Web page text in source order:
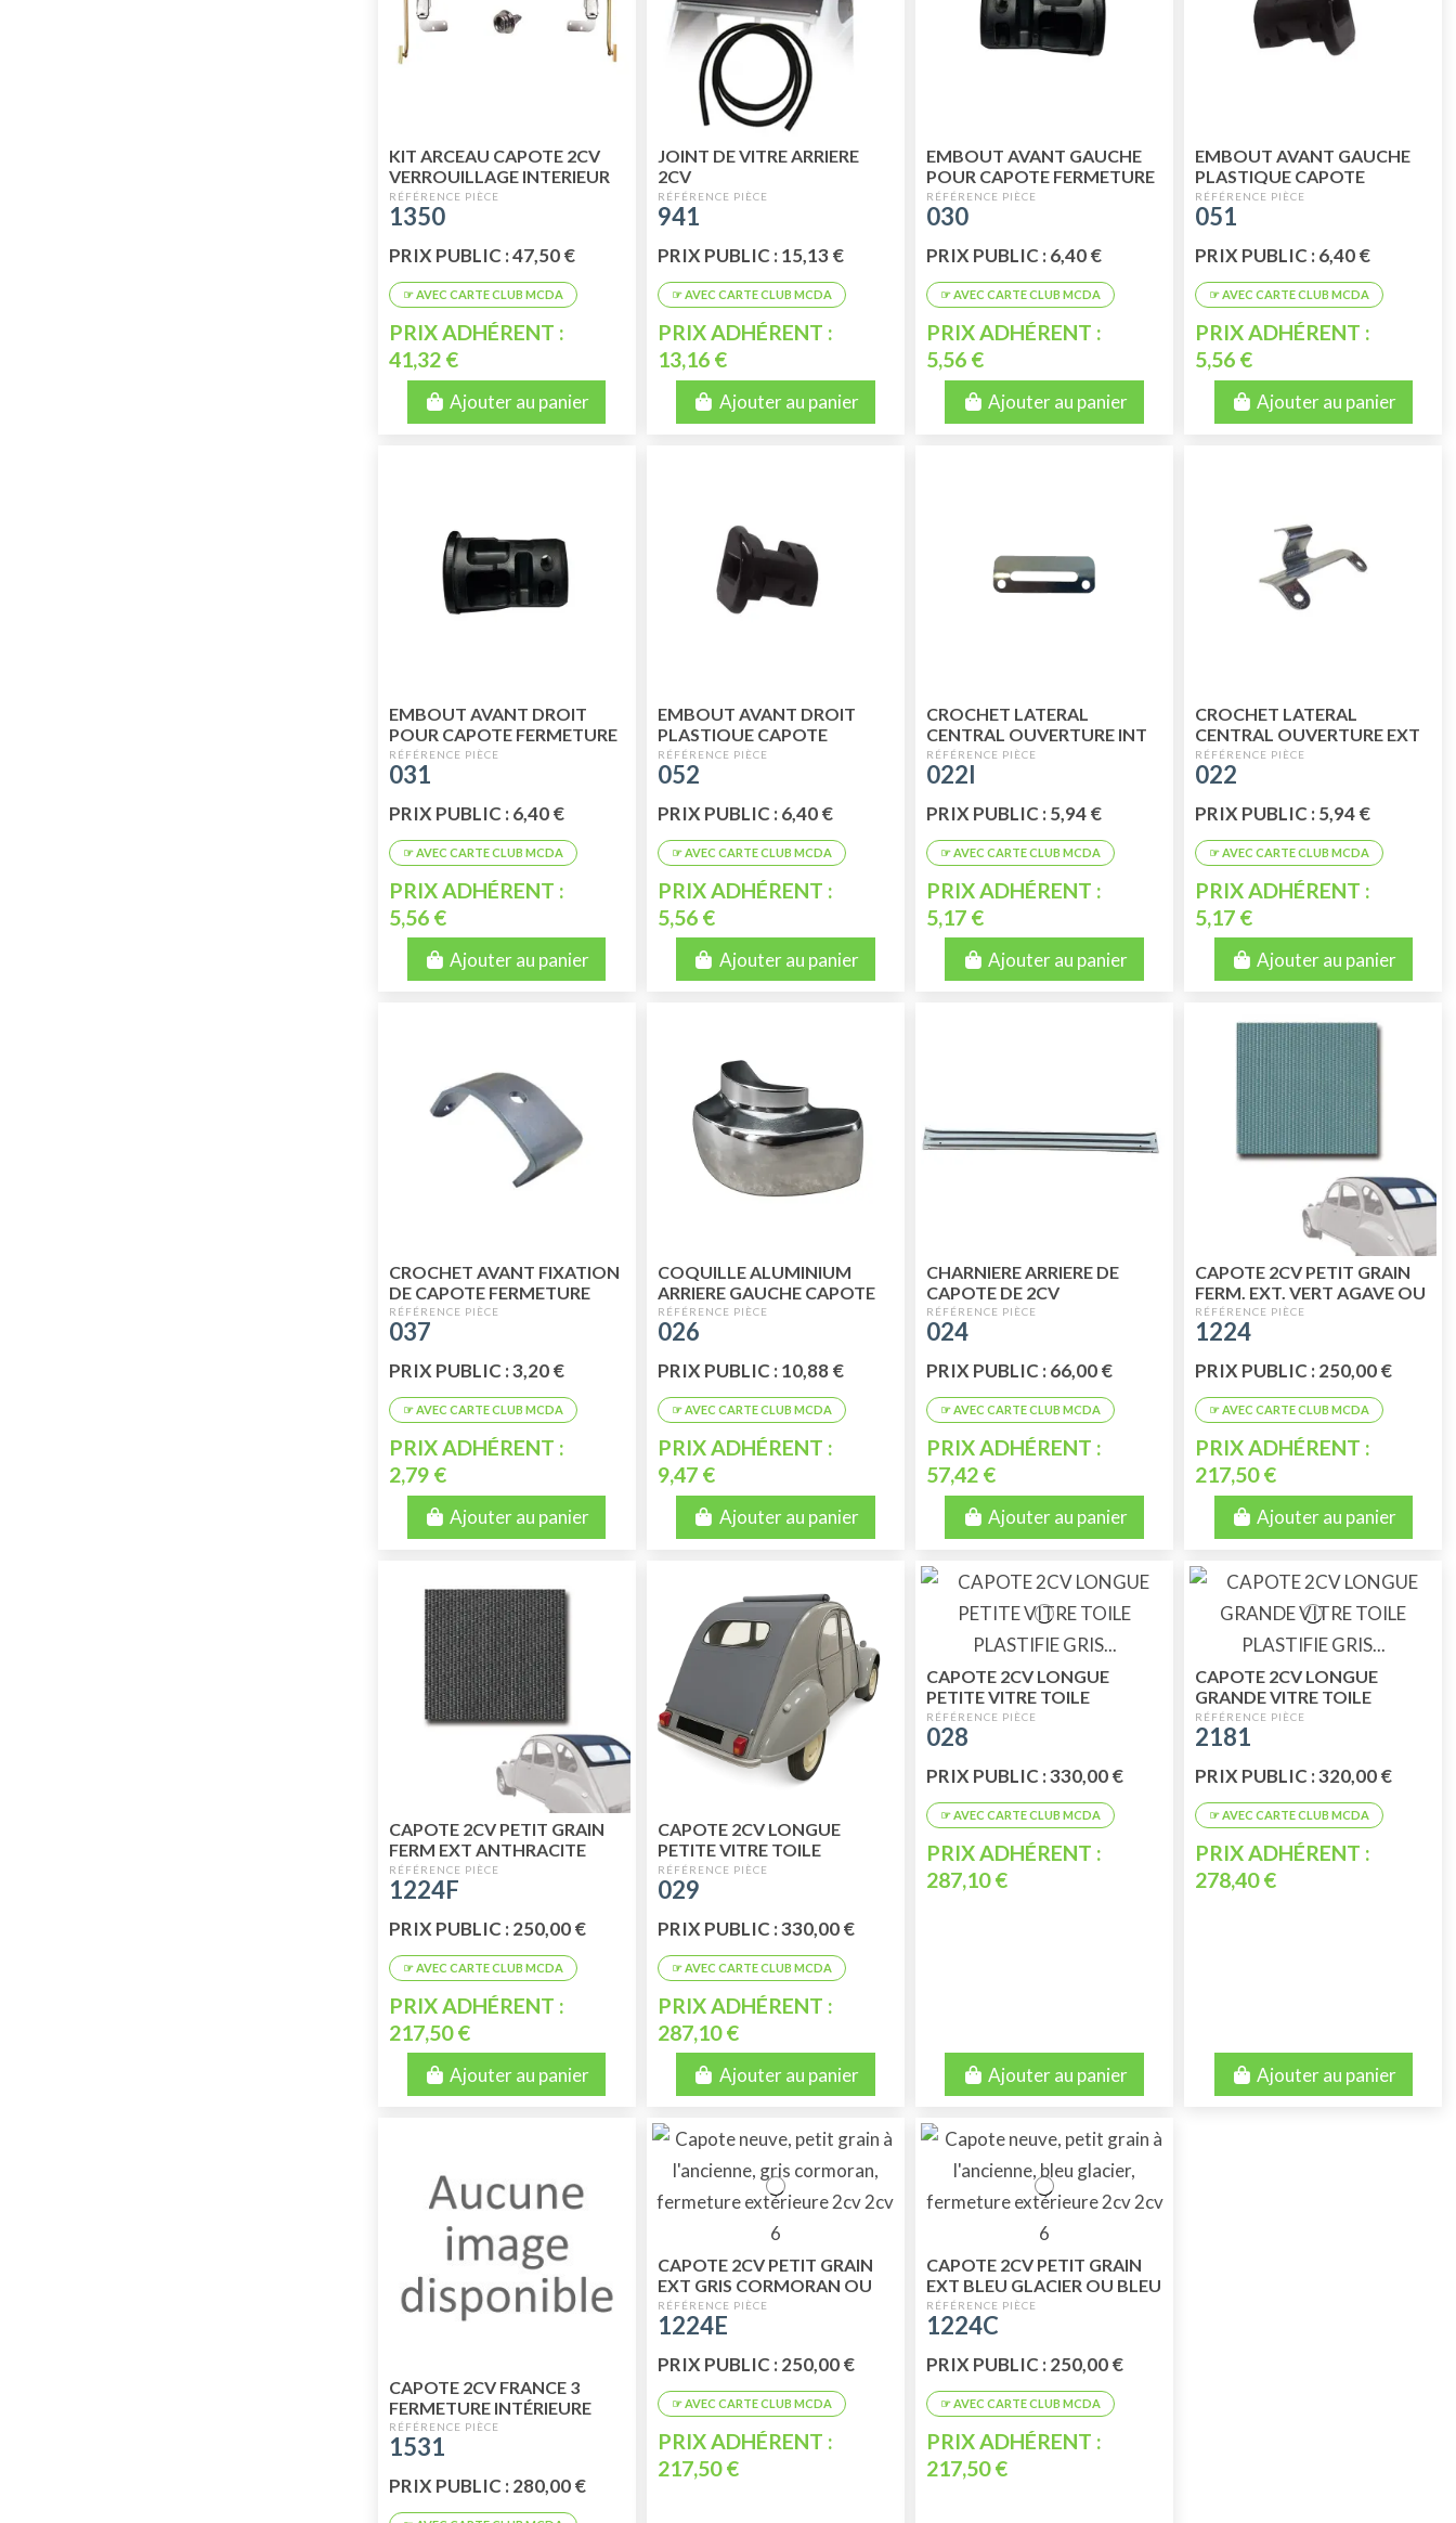
KIT ARCEAU CAPOTE 2CV
VERROUILLAGE INTERIEUR
(SANS POIGNEE)
1350
PRIX PUBLIC : 47,50 €
PRIX ADHÉRENT :
41,32 €
Ajouter au panier
JOINT DE VITRE ARRIERE
2CV
941
PRIX PUBLIC : 15,13 €
PRIX ADHÉRENT :
13,16 €
Ajouter au panier
EMBOUT AVANT GAUCHE
POUR CAPOTE FERMETURE
INTÉRIEURE 2CV
030
PRIX PUBLIC : 6,40 €
PRIX ADHÉRENT :
5,56 €
Ajouter au panier
EMBOUT AVANT GAUCHE
PLASTIQUE CAPOTE
EXTERIEURE
051
PRIX PUBLIC : 6,40 €
PRIX ADHÉRENT :
5,56 €
Ajouter au panier
EMBOUT AVANT DROIT
POUR CAPOTE FERMETURE
INTÉRIEURE 2CV
031
PRIX PUBLIC : 6,40 €
PRIX ADHÉRENT :
5,56 €
Ajouter au panier
EMBOUT AVANT DROIT
PLASTIQUE CAPOTE
EXTERIEURE
052
PRIX PUBLIC : 6,40 €
PRIX ADHÉRENT :
5,56 €
Ajouter au panier
CROCHET LATERAL
CENTRAL OUVERTURE INT
CAPOTE 2CV
022I
PRIX PUBLIC : 5,94 €
PRIX ADHÉRENT :
5,17 €
Ajouter au panier
CROCHET LATERAL
CENTRAL OUVERTURE EXT
CAPOTE 2CV
022
PRIX PUBLIC : 5,94 €
PRIX ADHÉRENT :
5,17 €
Ajouter au panier
CROCHET AVANT FIXATION
DE CAPOTE FERMETURE
EXTERIEURE POUR 2CV
037
PRIX PUBLIC : 3,20 €
PRIX ADHÉRENT :
2,79 €
Ajouter au panier
COQUILLE ALUMINIUM
ARRIERE GAUCHE CAPOTE
2CV AVEC VIS
026
PRIX PUBLIC : 10,88 €
PRIX ADHÉRENT :
9,47 €
Ajouter au panier
CHARNIERE ARRIERE DE
CAPOTE DE 2CV
024
PRIX PUBLIC : 66,00 €
PRIX ADHÉRENT :
57,42 €
Ajouter au panier
CAPOTE 2CV PETIT GRAIN
FERM. EXT. VERT AGAVE OU
VERT ARDENNE
1224
PRIX PUBLIC : 250,00 €
PRIX ADHÉRENT :
217,50 €
Ajouter au panier
CAPOTE 2CV PETIT GRAIN
FERM EXT ANTHRACITE
1224F
PRIX PUBLIC : 250,00 €
PRIX ADHÉRENT :
217,50 €
Ajouter au panier
CAPOTE 2CV LONGUE
PETITE VITRE TOILE
PLASTIFIEÉ GRIS
CORMORAN
029
PRIX PUBLIC : 330,00 €
PRIX ADHÉRENT :
287,10 €
Ajouter au panier
CAPOTE 2CV LONGUE
PETITE VITRE TOILE
PLASTIFIE GRIS
ANTHRACITE
028
PRIX PUBLIC : 330,00 €
PRIX ADHÉRENT :
287,10 €
Ajouter au panier
CAPOTE 2CV LONGUE
GRANDE VITRE TOILE
PLASTIFIE GRIS
ANTHRACITE
2181
PRIX PUBLIC : 320,00 €
PRIX ADHÉRENT :
278,40 €
Ajouter au panier
CAPOTE 2CV FRANCE 3
FERMETURE INTÉRIEURE
1531
PRIX PUBLIC : 280,00 €
CAPOTE 2CV PETIT GRAIN
EXT GRIS CORMORAN OU
GRIS MOYEN
1224E
PRIX PUBLIC : 250,00 €
PRIX ADHÉRENT :
217,50 €
CAPOTE 2CV PETIT GRAIN
EXT BLEU GLACIER OU BLEU
MARINE
1224C
PRIX PUBLIC : 250,00 €
PRIX ADHÉRENT :
217,50 €